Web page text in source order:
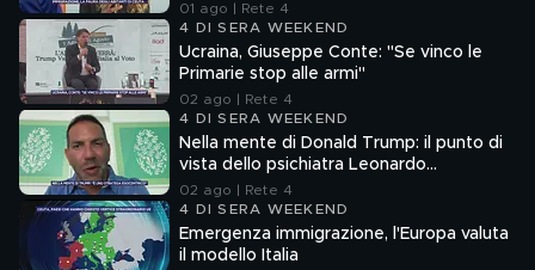
01 ago | Rete 4
4 DI SERA WEEKEND
Ucraina, Giuseppe Conte: "Se vinco le
Primarie stop alle armi"
02 ago | Rete 4
4 DI SERA WEEKEND
Nella mente di Donald Trump: il punto di
vista dello psichiatra Leonardo
Mendolicchio
02 ago | Rete 4
4 DI SERA WEEKEND
Emergenza immigrazione, l'Europa valuta
il modello Italia